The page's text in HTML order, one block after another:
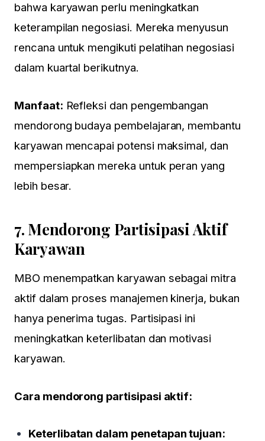
bahwa karyawan perlu meningkatkan
keterampilan negosiasi. Mereka menyusun
rencana untuk mengikuti pelatihan negosiasi
dalam kuartal berikutnya.
Manfaat: Refleksi dan pengembangan
mendorong budaya pembelajaran, membantu
karyawan mencapai potensi maksimal, dan
mempersiapkan mereka untuk peran yang
lebih besar.
7. Mendorong Partisipasi Aktif
Karyawan
MBO menempatkan karyawan sebagai mitra
aktif dalam proses manajemen kinerja, bukan
hanya penerima tugas. Partisipasi ini
meningkatkan keterlibatan dan motivasi
karyawan.
Cara mendorong partisipasi aktif:
Keterlibatan dalam penetapan tujuan: